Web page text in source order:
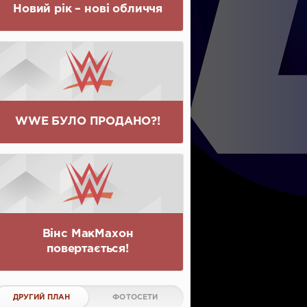
Новий рік – нові обличчя
WWE БУЛО ПРОДАНО?!
Вінс МакМахон
повертається!
ДРУГИЙ ПЛАН ФОТОСЕТИ